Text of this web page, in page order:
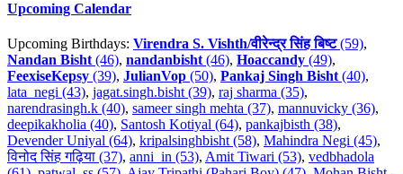
Upcoming Calendar
Upcoming Birthdays: Virendra S. Vishth/वीरेन्द्र सिंह बिष्ट(59),
Nandan Bisht(46), nandanbisht(46), Hoaccandy (49),
FeexiseKepsy (39), JulianVop (50), Pankaj Singh Bisht(40),
lata_negi (43), jagat.singh.bisht (39), raj sharma (35),
narendrasingh.k (40), sameer singh mehta (37), mannuvicky (36),
deepikakholia (40), Santosh Kotiyal (64), pankajbisth (38),
Devender Uniyal (64), kripalsinghbisht (58), Mahindra Negi (45),
विनोद सिंह गढ़िया (37), anni_in (53), Amit Tiwari (53), vedbhadola